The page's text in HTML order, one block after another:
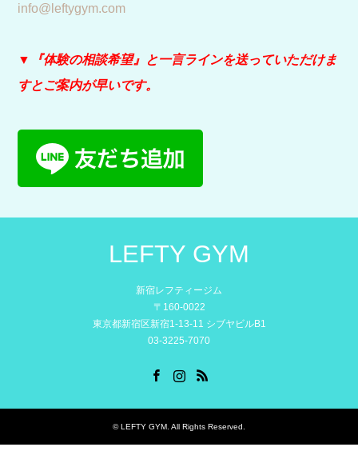
info@leftygym.com
▼『体験の相談希望』と一言ラインを送っていただけま
すとご案内が早いです。
LEFTY GYM
新宿レフティージム
〒160-0022
東京都新宿区新宿1-13-11 シブヤビルB1
03-3225-7070
©LEFTY GYM . All Rights Reserved.